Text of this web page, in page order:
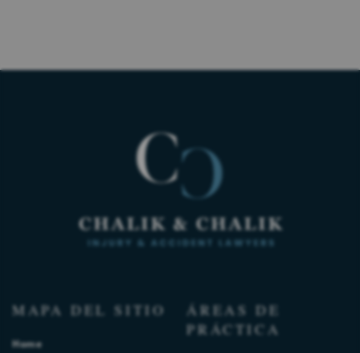
MAPA DEL SITIO
Home
ÁREAS DE
PRÁCTICA